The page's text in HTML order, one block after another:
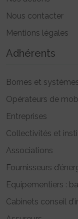
Nous contacter
Mentions légales
Adhérents
Bornes et
Opérateurs de
Entreprises
Collectivités et
Associations
Fournisseurs
Equipementiers :
Cabinets conseil